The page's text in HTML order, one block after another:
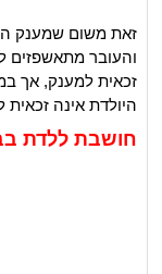
זאת משום שמענק
זכאית למענק, אך
היולדת אינה זכאית
חושבת ללדת